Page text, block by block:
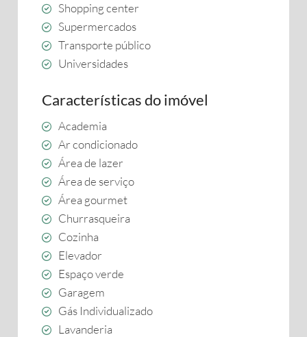
Shopping center
Supermercados
Transporte público
Universidades
Características do imóvel
Academia
Ar condicionado
Área de lazer
Área de serviço
Área gourmet
Churrasqueira
Cozinha
Elevador
Espaço verde
Garagem
Gás Individualizado
Lavanderia